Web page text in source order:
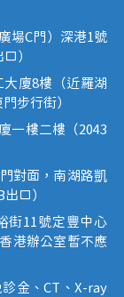
場C門）深港1號
）
廈8樓（近羅湖
步行街）
一樓二樓（2043
對面，南湖路凱
口）
街11號定豐中心
港辦公室暫不應
金、CT、X-ray